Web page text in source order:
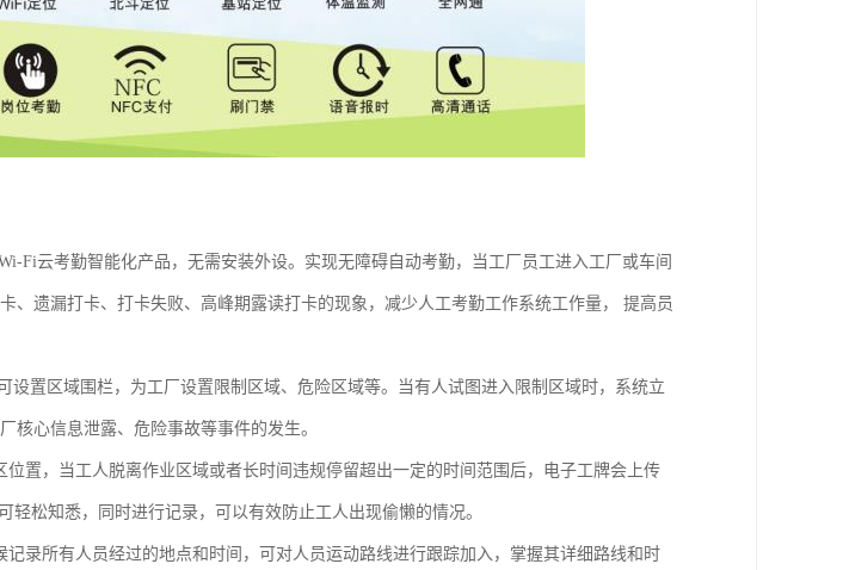
Fi云考勤智能化产品，无需安装外设。实现无障碍自动考勤，当工厂员工进入工厂或车间
、遗漏打卡、打卡失败、高峰期露读打卡的现象，减少人工考勤工作系统工作量， 提高员
设置区域围栏，为工厂设置限制区域、危险区域等。当有人试图进入限制区域时，系统立
核心信息泄露、危险事故等事件的发生。
置，当工人脱离作业区域或者长时间违规停留超出一定的时间范围后，电子工牌会上传
轻松知悉，同时进行记录，可以有效防止工人出现偷懒的情况。
录所有人员经过的地点和时间，可对人员运动路线进行跟踪加入，掌握其详细路线和时